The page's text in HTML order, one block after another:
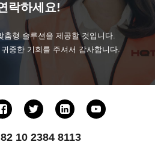
락하세요!
춤형 솔루션을 제공할 것입니다.
중한 기회를 주셔서 감사합니다.
10 2384 8113